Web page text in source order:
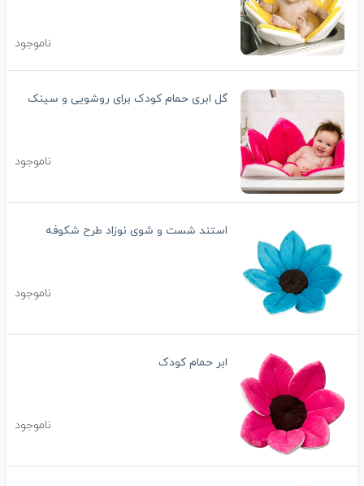
ناموجود
گل ابری حمام کودک برای روشویی و سینک
ناموجود
استند شست و شوی نوزاد طرح شکوفه
ناموجود
ابر حمام کودک
ناموجود